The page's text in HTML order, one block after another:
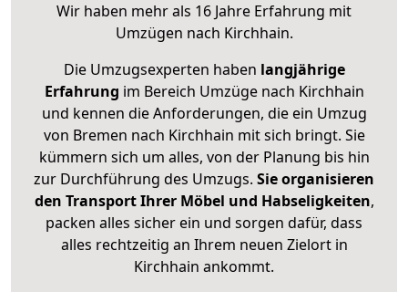
Wir haben mehr als 16 Jahre Erfahrung mit
Umzügen nach Kirchhain.
Die Umzugsexperten haben langjährige
Erfahrung im Bereich Umzüge nach Kirchhain
und kennen die Anforderungen, die ein Umzug
von Bremen nach Kirchhain mit sich bringt. Sie
kümmern sich um alles, von der Planung bis hin
zur Durchführung des Umzugs. Sie organisieren
den Transport Ihrer Möbel und Habseligkeiten,
packen alles sicher ein und sorgen dafür, dass
alles rechtzeitig an Ihrem neuen Zielort in
Kirchhain ankommt.